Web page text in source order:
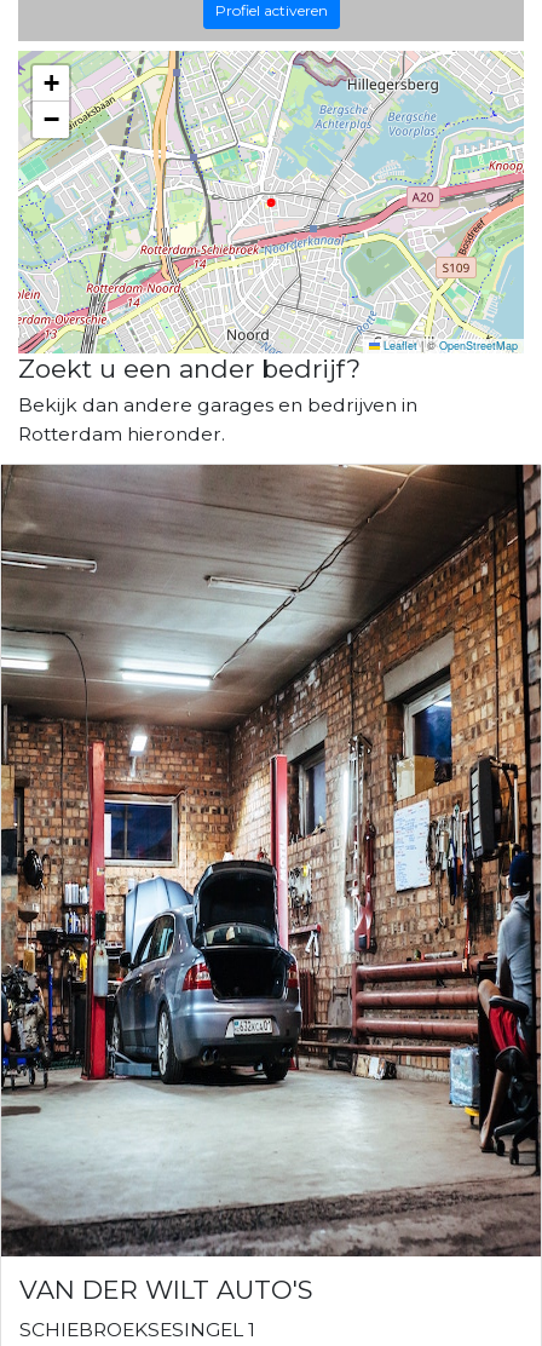
Profiel activeren
+
−
Leaflet |©OpenStreetMap
Zoekt u een ander bedrijf?
Bekijk dan andere garages en bedrijven in
Rotterdam hieronder.
VAN DER WILT AUTO'S
SCHIEBROEKSESINGEL 1